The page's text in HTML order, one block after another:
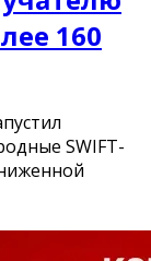
160
SWIFT-